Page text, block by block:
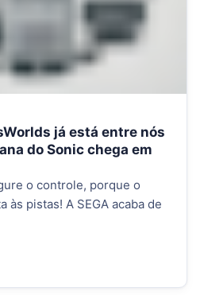
já está entre nós
do Sonic chega em
o controle, porque o
às pistas! A SEGA acaba de
já está entre nós – a corrida